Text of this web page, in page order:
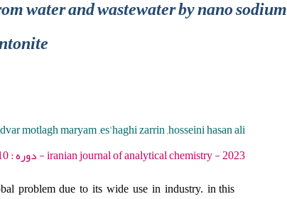
water and wastewater by nano sodium
motlagh maryam ,es'haghi zarrin ,hosseini hasan ali
iranian journal of analytical chemistry - 2023 - دوره : 10 - شماره : 2 - صفحه:44 -60
problem due to its wide use in industry. in this